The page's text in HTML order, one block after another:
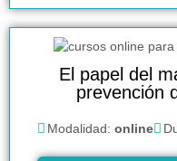
El papel del
prevención
Modalidad: online